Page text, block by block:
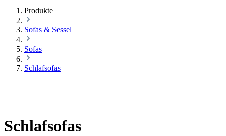
Produkte
Sofas & Sessel
Sofas
Schlafsofas
Schlafsofas